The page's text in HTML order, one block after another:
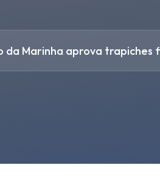
da Marinha aprova trapiches